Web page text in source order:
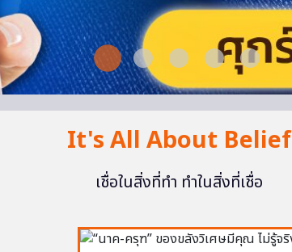
It's All About Belief
เชื่อในสิ่งที่ทำ ทำในสิ่งที่เชื่อ